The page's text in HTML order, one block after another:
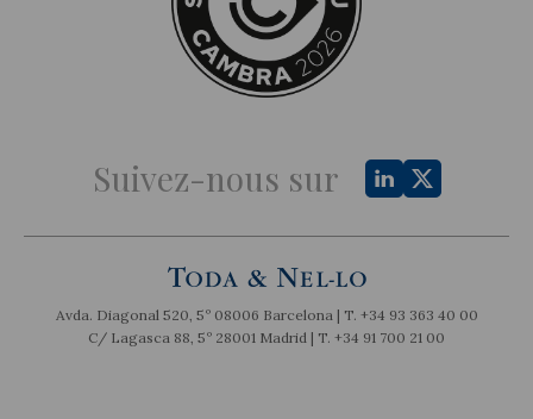
Suivez-nous sur
Avda. Diagonal 520, 5º 08006 Barcelona | T. +34 93 363 40 00
C/ Lagasca 88, 5º 28001 Madrid | T. +34 91 700 21 00